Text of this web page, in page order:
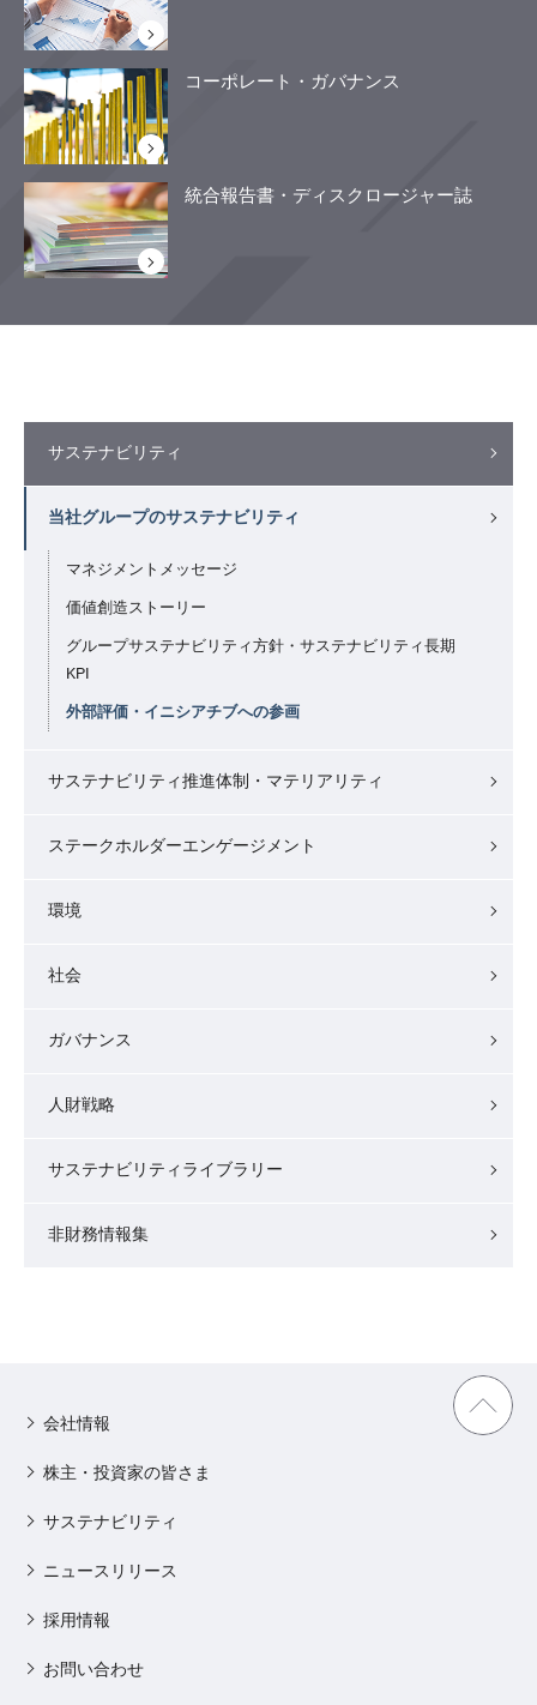
コーポレート・ガバナンス
統合報告書・ディスクロージャー誌
サステナビリティ
当社グループのサステナビリティ
マネジメントメッセージ
価値創造ストーリー
グループサステナビリティ方針・サステナビリティ長期
KPI
外部評価・イニシアチブへの参画
サステナビリティ推進体制・マテリアリティ
ステークホルダーエンゲージメント
環境
社会
ガバナンス
人財戦略
サステナビリティライブラリー
非財務情報集
会社情報
株主・投資家の皆さま
サステナビリティ
ニュースリリース
採用情報
お問い合わせ